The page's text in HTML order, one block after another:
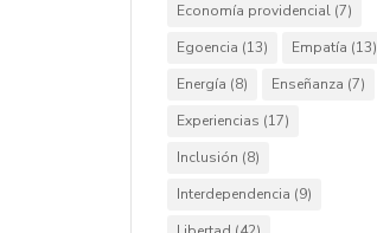
Economía providencial (7)
Egoencia (13) Empatía (13)
Energía (8) Enseñanza (7)
Experiencias (17)
Inclusión (8)
Interdependencia (9)